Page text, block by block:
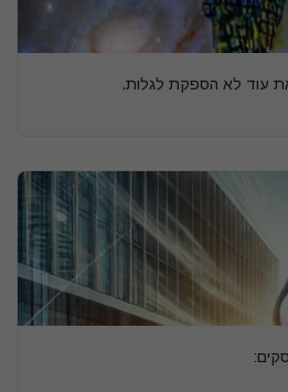
עוד לא הספקת לגלות.